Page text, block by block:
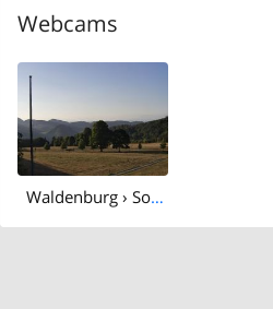
Webcams
Waldenburg › South-west: BL - Basel-Landschaft, Schweiz